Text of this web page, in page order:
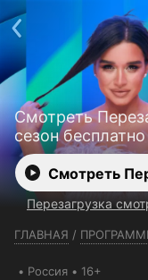
Смотреть
сезон бесплатно
Смотреть
Перезагрузка
ГЛАВНАЯ /
Россия 16+
Телефон поддержки: +7 (727)
Пользовательское
Политика
Ввести промокод